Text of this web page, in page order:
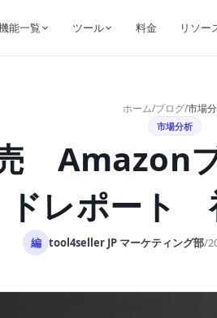
能一覧 ツール 料金 リソー
ホーム/ブログ/市場
市場分析
Amazon
ドレポート
編 tool4seller JP マーケティング部/